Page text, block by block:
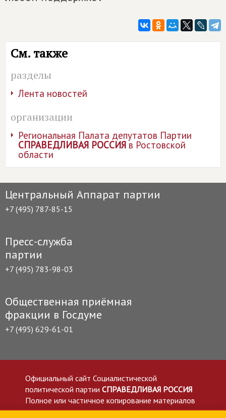
См. также
разделы
Лента новостей
организации
Региональная Палата депутатов Партии
СПРАВЕДЛИВАЯ РОССИЯв Ростовской
области
Центральный Аппарат партии
+7 (495) 787-85-15
Пресс-служба
партии
+7 (495) 783-98-03
Общественная приёмная
фракции в Госдуме
+7 (495) 629-61-01
Официальный сайт Социалистической
политической партии СПРАВЕДЛИВАЯ РОССИЯ
Полное или частичное копирование материалов
приветствуется со ссылкой на сайт spravedlivo.ru